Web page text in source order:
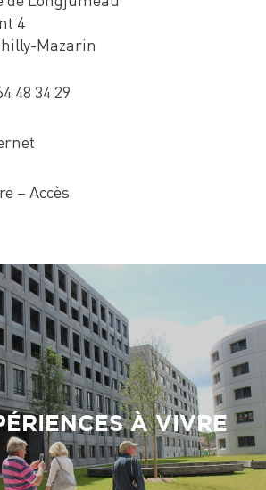
4
Mazarin
48 34 29
– Accès
À VIVRE